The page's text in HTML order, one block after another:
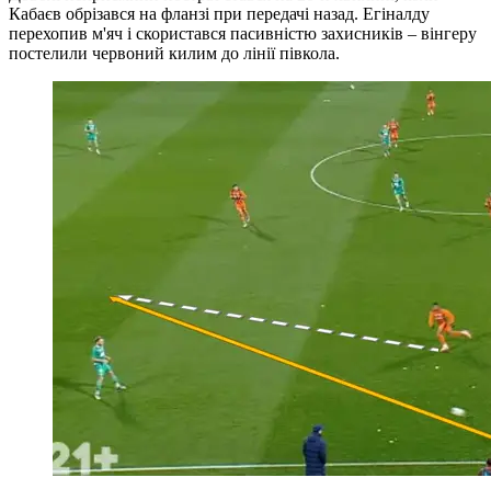
Кабаєв обрізався на фланзі при передачі назад. Егіналду
перехопив м'яч і скористався пасивністю захисників – вінгеру
постелили червоний килим до лінії півкола.